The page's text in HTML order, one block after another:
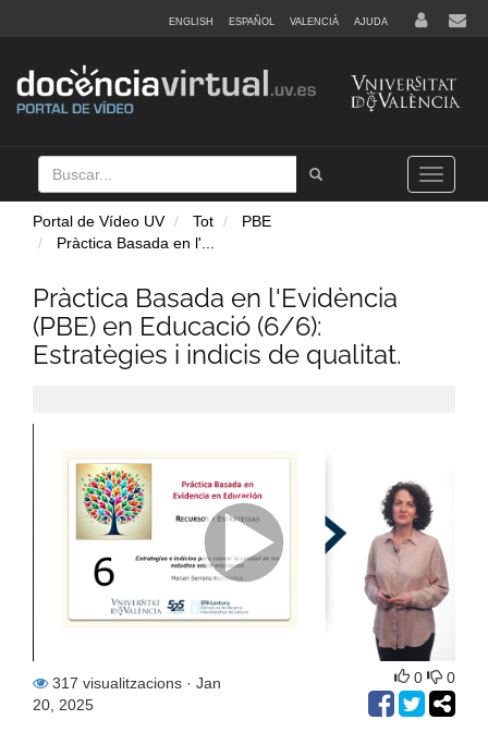
ENGLISH ESPAÑOL VALENCIÀ AJUDA
Buscar
Tramet
Toggle
navigation
Portal de Vídeo UV Tot
PBE
Pràctica Basada en l'
Pràctica Basada en l'Evidència
(PBE) en Educació (6/6):
Estratègies i indicis de qualitat.
317 visualitzacions · Jan
20, 2025
0 0